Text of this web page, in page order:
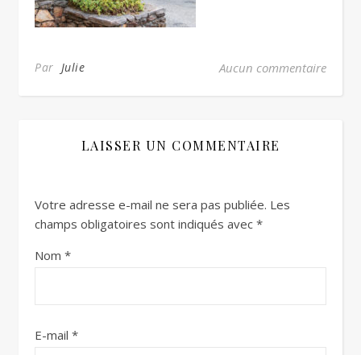
Par Julie Aucun commentaire
LAISSER UN COMMENTAIRE
Votre adresse e-mail ne sera pas publiée. Les
champs obligatoires sont indiqués avec *
Nom *
E-mail *